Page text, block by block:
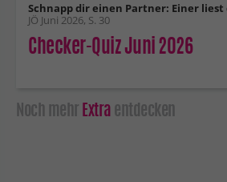
Schnapp dir einen Partner: Einer liest
JÖ Juni 2026, S. 30
Checker-Quiz Juni 2026
Noch mehr Extra entdecken